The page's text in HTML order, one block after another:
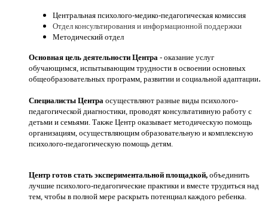
Центральная психолого-медико-педагогическая комиссия
Отдел консультирования и информационной поддержки
Методический отдел
Основная цель деятельности Центра - оказание услуг
обучающимся, испытывающим трудности в освоении основных
общеобразовательных программ, развитии и социальной адаптации.
Специалисты Центра осуществляют разные виды психолого-
педагогической диагностики, проводят консультативную работу с
детьми и семьями. Также Центр оказывает методическую помощь
организациям, осуществляющим образовательную и комплексную
психолого-педагогическую помощь детям.
Центр готов стать экспериментальной площадкой, объединить
лучшие психолого-педагогические практики и вместе трудиться над
тем, чтобы в полной мере раскрыть потенциал каждого ребенка.